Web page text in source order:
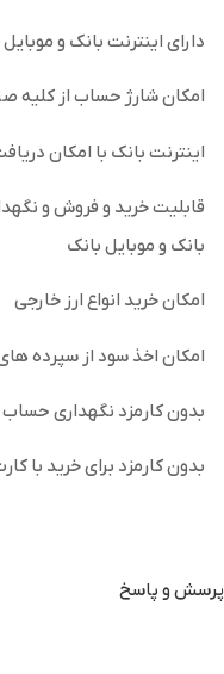
دارای اینترنت بانک و
امکان شارژ حساب از کلیه
اینترنت بانک با امکان
قابلیت خرید و فروش و
بانک و موبایل بانک
امکان خرید انواع ارز خارجی
امکان اخذ سود از سپرده
بدون کارمزد نگهداری حساب
بدون کارمزد برای خرید با
پرسش و پاسخ